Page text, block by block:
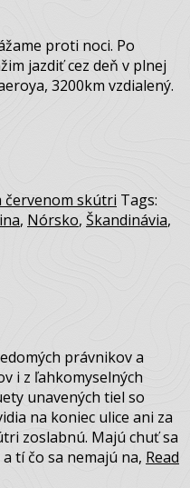
proti noci. Po
jazdiť cez deň v plnej
3200km vzdialený.
červenom skútri Tags:
, Nórsko, Škandinávia,
právnikov a
i z ľahkomyselných
unavených tiel so
na koniec ulice ani za
zoslabnú. Majú chuť sa
tí čo sa nemajú na, Read